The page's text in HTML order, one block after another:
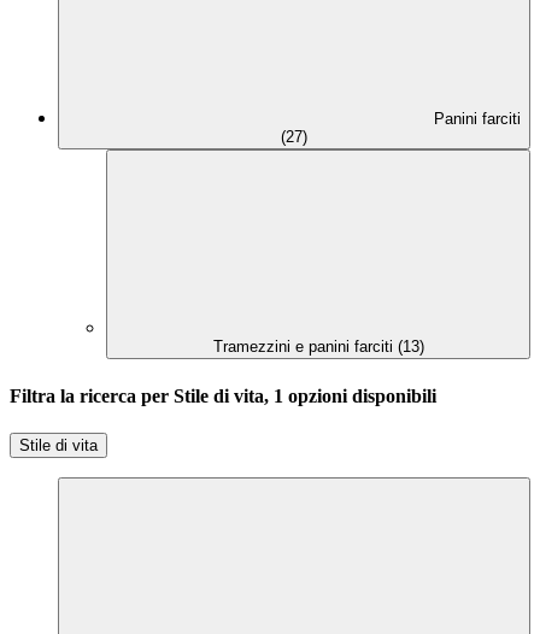
Panini farciti
(27)
Tramezzini e panini farciti (13)
Filtra la ricerca per Stile di vita, 1 opzioni disponibili
Stile di vita